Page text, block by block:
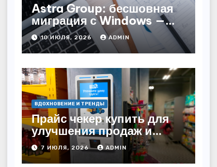
Astra Group: бесшовная
миграция с Windows —
как сохранить бизнес-
непрерывность
10 ИЮЛЯ, 2026 ADMIN
ВДОХНОВЕНИЕ И ТРЕНДЫ
Прайс чекер купить для
улучшения продаж и
автоматизации
7 ИЮЛЯ, 2026 ADMIN